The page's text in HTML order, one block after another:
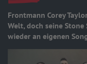
Frontmann Corey
Welt, doch seine
wieder an eigenen